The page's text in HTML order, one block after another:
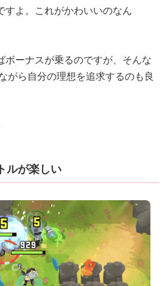
すよ。これがかわいいのなん
ボーナスが乗るのですが、そんな
がら自分の理想を追求するのも良
ルが楽しい